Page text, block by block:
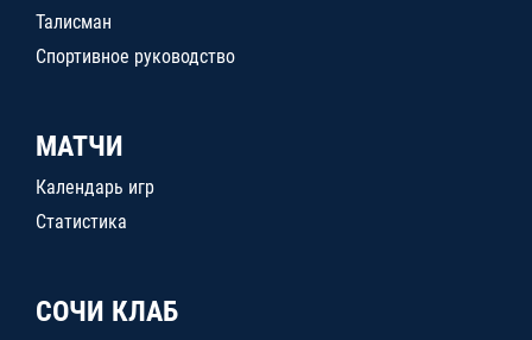
Талисман
Спортивное руководство
МАТЧИ
Календарь игр
Статистика
СОЧИ КЛАБ